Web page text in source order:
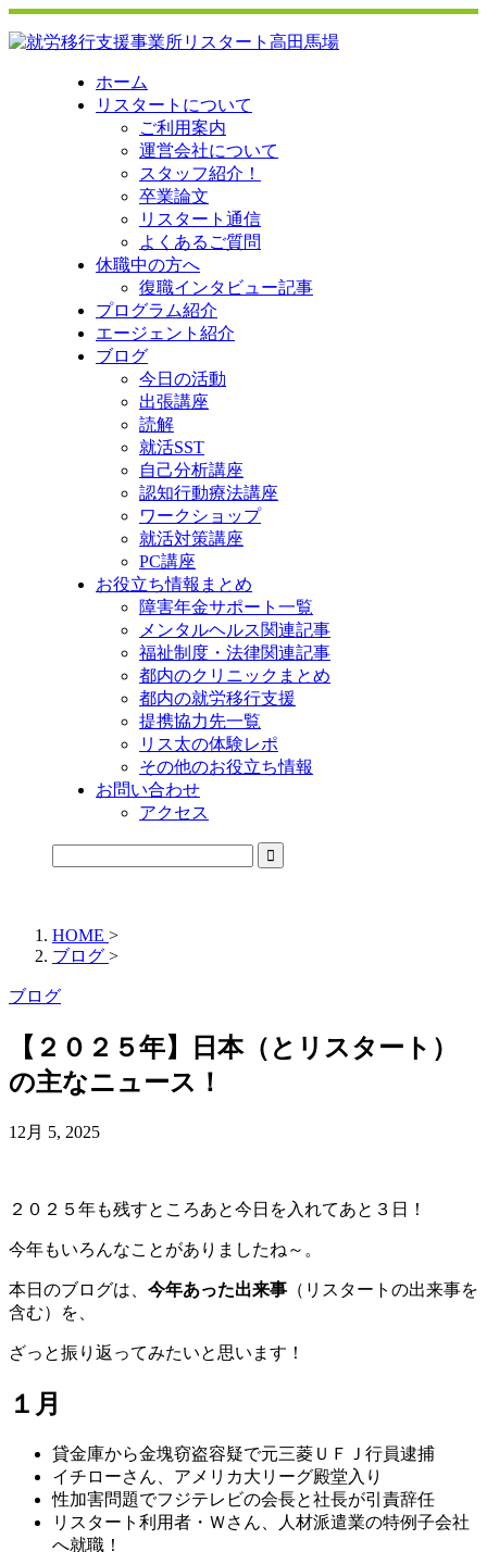
ホーム
リスタートについて
ご利用案内
運営会社について
スタッフ紹介！
卒業論文
リスタート通信
よくあるご質問
休職中の方へ
復職インタビュー記事
プログラム紹介
エージェント紹介
ブログ
今日の活動
出張講座
読解
就活SST
自己分析講座
認知行動療法講座
ワークショップ
就活対策講座
PC講座
お役立ち情報まとめ
障害年金サポート一覧
メンタルヘルス関連記事
福祉制度・法律関連記事
都内のクリニックまとめ
都内の就労移行支援
提携協力先一覧
リス太の体験レポ
その他のお役立ち情報
お問い合わせ
アクセス
HOME >
ブログ >
ブログ
【２０２５年】日本（とリスタート）
の主なニュース！
12月 5, 2025
２０２５年も残すところあと今日を入れてあと３日！
今年もいろんなことがありましたね～。
本日のブログは、 今年あった出来事 （リスタートの出来事を
含む）
を、
ざっと振り返ってみたいと思います！
１月
貸金庫から金塊窃盗容疑で元三菱ＵＦＪ行員逮捕
イチローさん、アメリカ大リーグ殿堂入り
性加害問題でフジテレビの会長と社長が引責辞任
リスタート利用者・Ｗさん、人材派遣業の特例子会社
へ就職！